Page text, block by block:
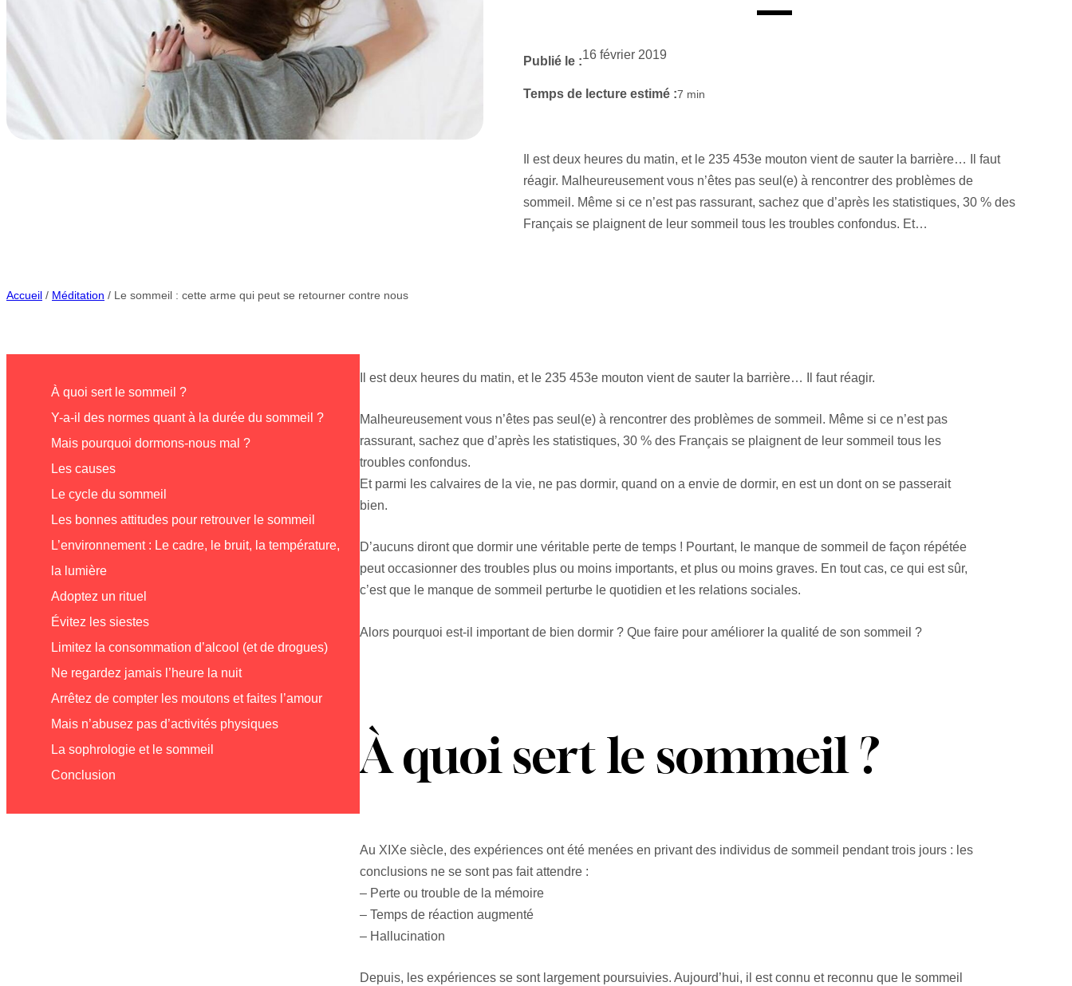
Publié le :16 février 2019
Temps de lecture estimé :7 min
Il est deux heures du matin, et le 235 453e mouton vient de sauter la barrière… Il faut
réagir. Malheureusement vous n’êtes pas seul(e) à rencontrer des problèmes de
sommeil. Même si ce n’est pas rassurant, sachez que d’après les statistiques, 30 % des
Français se plaignent de leur sommeil tous les troubles confondus. Et…
Accueil / Méditation / Le sommeil : cette arme qui peut se retourner contre nous
À quoi sert le sommeil ?
Y-a-il des normes quant à la durée du sommeil ?
Mais pourquoi dormons-nous mal ?
Les causes
Le cycle du sommeil
Les bonnes attitudes pour retrouver le sommeil
L’environnement : Le cadre, le bruit, la température,
la lumière
Adoptez un rituel
Évitez les siestes
Limitez la consommation d’alcool (et de drogues)
Ne regardez jamais l’heure la nuit
Arrêtez de compter les moutons et faites l’amour
Mais n’abusez pas d’activités physiques
La sophrologie et le sommeil
Conclusion
Il est deux heures du matin, et le 235 453e mouton vient de sauter la barrière… Il faut réagir.
Malheureusement vous n’êtes pas seul(e) à rencontrer des problèmes de sommeil. Même si ce n’est pas
rassurant, sachez que d’après les statistiques, 30 % des Français se plaignent de leur sommeil tous les
troubles confondus.
Et parmi les calvaires de la vie, ne pas dormir, quand on a envie de dormir, en est un dont on se passerait
bien.
D’aucuns diront que dormir une véritable perte de temps ! Pourtant, le manque de sommeil de façon répétée
peut occasionner des troubles plus ou moins importants, et plus ou moins graves. En tout cas, ce qui est sûr,
c’est que le manque de sommeil perturbe le quotidien et les relations sociales.
Alors pourquoi est-il important de bien dormir ? Que faire pour améliorer la qualité de son sommeil ?
À quoi sert le sommeil ?
Au XIXe siècle, des expériences ont été menées en privant des individus de sommeil pendant trois jours : les
conclusions ne se sont pas fait attendre :
– Perte ou trouble de la mémoire
– Temps de réaction augmenté
– Hallucination
Depuis, les expériences se sont largement poursuivies. Aujourd’hui, il est connu et reconnu que le sommeil